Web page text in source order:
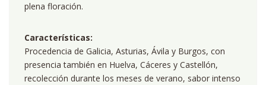
plena floración.
Características:
Procedencia de Galicia, Asturias, Ávila y Burgos, con
presencia también en Huelva, Cáceres y Castellón,
recolección durante los meses de verano, sabor intenso